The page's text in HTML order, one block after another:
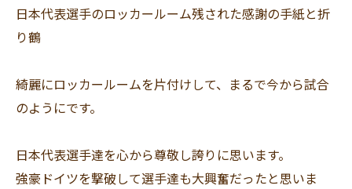
日本代表選手のロッカールーム残された感謝の手紙と折
り鶴
綺麗にロッカールームを片付けして、まるで今から試合
のようにです。
日本代表選手達を心から尊敬し誇りに思います。
強豪ドイツを撃破して選手達も大興奮だったと思いま